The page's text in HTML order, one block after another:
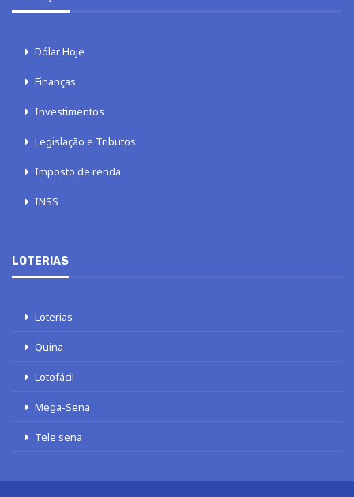
Dólar Hoje
Finanças
Investimentos
Legislação e Tributos
Imposto de renda
INSS
LOTERIAS
Loterias
Quina
Lotofácil
Mega-Sena
Tele sena
desejar.
Aceito Mais detalhes